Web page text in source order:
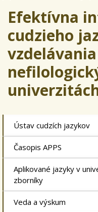
Efektívna
cudzieho
Ústav cudzích jazykov
Časopis APPS
Aplikované jazyky v
zborníky
Veda a výskum